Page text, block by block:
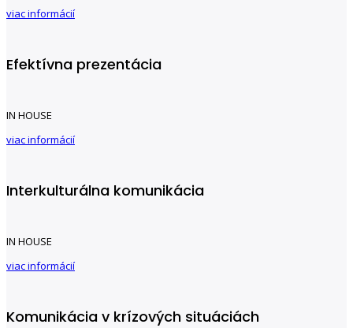
viac informácií
Efektívna prezentácia
IN HOUSE
viac informácií
Interkulturálna komunikácia
IN HOUSE
viac informácií
Komunikácia v krízových situáciách